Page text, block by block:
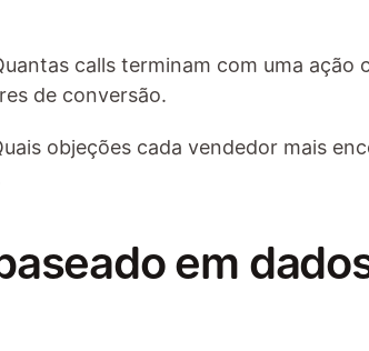
calls terminam com uma ação
de conversão.
objeções cada vendedor mais
em